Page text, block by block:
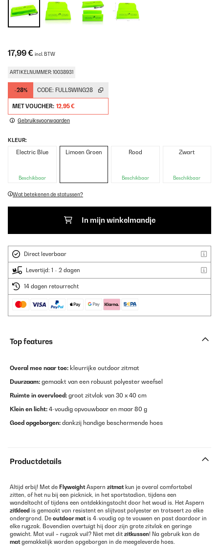
17,99 € incl. BTW
ARTIKELNUMMER: 10038931
-28% CODE: FULLSWING28
MET VOUCHER: 12,95 €
Gebruiksvoorwaarden
KLEUR:
Electric Blue
Beschikbaar
Limoen Groen Rood
Beschikbaar
Zwart
Beschikbaar
Wat betekenen de statussen?
In mijn winkelmandje
Direct leverbaar
Levertijd: 1 - 2 dagen
14 dagen retourrecht
Top features
Overal mee naar toe: kleurrijke outdoor zitmat
Duurzaam: gemaakt van een robuust polyester weefsel
Ruimte in overvloed: groot zitvlak van 30 x 40 cm
Klein en licht: 4-voudig opvouwbaar en maar 80 g
Goed opgeborgen: dankzij handige beschermende hoes
Productdetails
Altijd erbij! Met de FlyweightAspern zitmatkun je overal comfortabel
zitten, of het nu bij een picknick, in het sportstadion, tijdens een
wandeltocht of tijdens een ontdekkingstocht door het woud is. Het Aspern
zitkleed is gemaakt van resistent en slijtvast polyester en trotseert zo elke
ondergrond. De outdoor matis 4-voudig op te vouwen en past daardoor in
elke rugzak. Bovendien overtuigt hij door zijn grote zitvlak en geringe
gewicht. Mat vuil = rugzak vuil? Niet met dit zitkussen! Na gebruik kan de
matgemakkelijk worden opgeborgen in de meegeleverde hoes.